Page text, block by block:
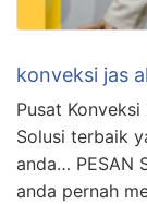
konveksi jas
Pusat
Solusi terbaik
anda… PESAN
anda pernah